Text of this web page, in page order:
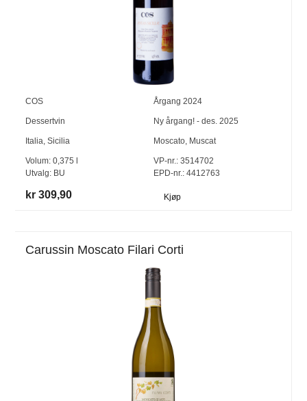
COS Årgang 2024
Dessertvin Ny årgang! - des. 2025
Italia,Sicilia Moscato, Muscat
Volum:0,375
Utvalg: BU
VP-nr.:3514702
EPD-nr.: 4412763
kr 309,90 Kjøp
Carussin Moscato Filari Corti